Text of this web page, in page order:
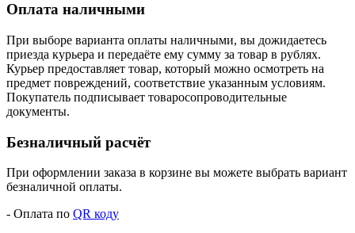
Оплата наличными
При выборе варианта оплаты наличными, вы дожидаетесь
приезда курьера и передаёте ему сумму за товар в рублях.
Курьер предоставляет товар, который можно осмотреть на
предмет повреждений, соответствие указанным условиям.
Покупатель подписывает товаросопроводительные
документы.
Безналичный расчёт
При оформлении заказа в корзине вы можете выбрать вариант
безналичной оплаты.
- Оплата по QR коду